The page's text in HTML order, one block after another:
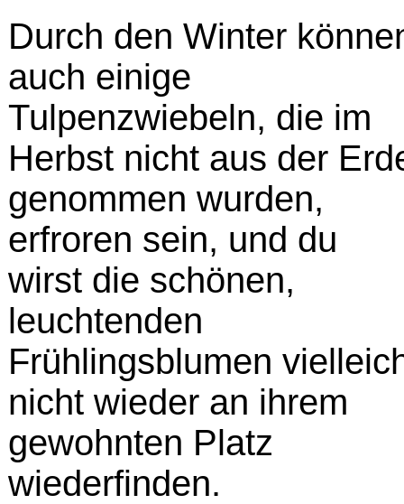
Durch den Winter
auch einige
Tulpenzwiebeln, die im
Herbst nicht aus der
genommen wurden,
erfroren sein, und du
wirst die schönen,
leuchtenden
Frühlingsblumen
nicht wieder an ihrem
gewohnten Platz
wiederfinden.